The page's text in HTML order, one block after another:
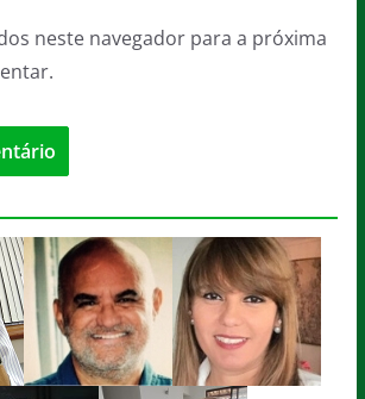
neste navegador para a próxima